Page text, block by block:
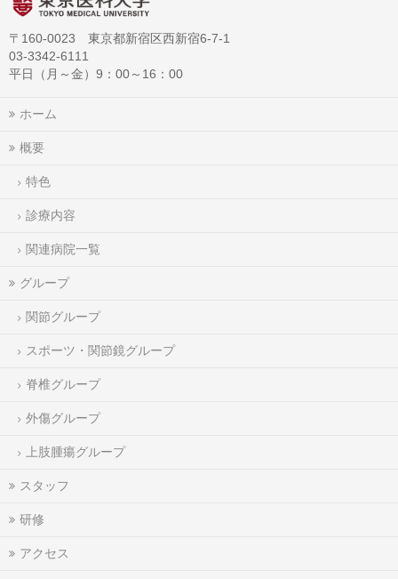
〒160-0023 東京都新宿区西新宿6-7-1
03-3342-6111
平日（月～金）9：00～16：00
ホーム
概要
特色
診療内容
関連病院一覧
グループ
関節グループ
スポーツ・関節鏡グループ
脊椎グループ
外傷グループ
上肢腫瘍グループ
スタッフ
研修
アクセス